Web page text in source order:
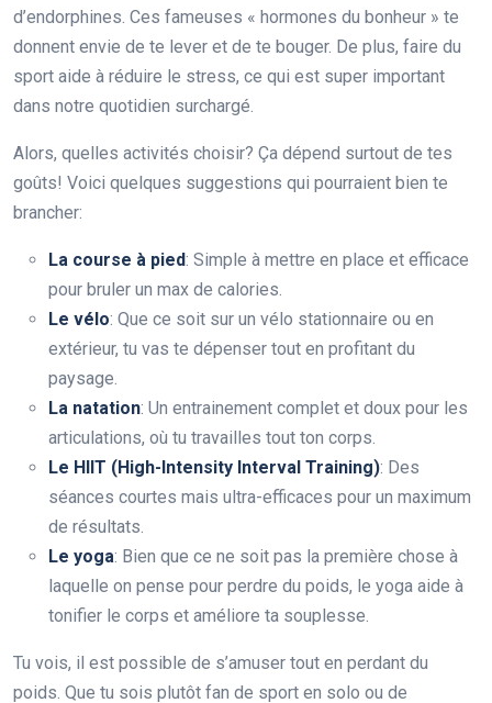
d’endorphines. Ces fameuses « hormones du bonheur » te
donnent envie de te lever et de te bouger. De plus, faire du
sport aide à réduire le stress, ce qui est super important
dans notre quotidien surchargé.
Alors, quelles activités choisir? Ça dépend surtout de tes
goûts! Voici quelques suggestions qui pourraient bien te
brancher:
La course à pied: Simple à mettre en place et efficace
pour bruler un max de calories.
Le vélo: Que ce soit sur un vélo stationnaire ou en
extérieur, tu vas te dépenser tout en profitant du
paysage.
La natation: Un entrainement complet et doux pour les
articulations, où tu travailles tout ton corps.
Le HIIT (High-Intensity Interval Training): Des
séances courtes mais ultra-efficaces pour un maximum
de résultats.
Le yoga: Bien que ce ne soit pas la première chose à
laquelle on pense pour perdre du poids, le yoga aide à
tonifier le corps et améliore ta souplesse.
Tu vois, il est possible de s’amuser tout en perdant du
poids. Que tu sois plutôt fan de sport en solo ou de